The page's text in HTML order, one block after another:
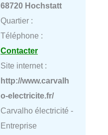
68720 Hochstatt
Quartier :
Téléphone :
Contacter
Site internet :
http://www.carvalh
o-electricite.fr/
Carvalho électricité -
Entreprise